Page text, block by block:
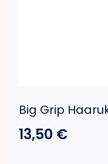
Big Grip
13,50 €